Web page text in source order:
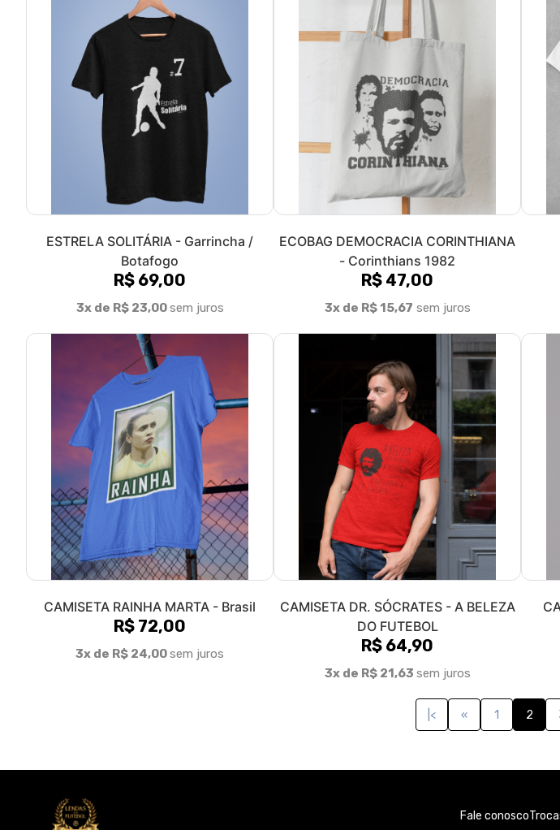
ESTRELA SOLITÁRIA - Garrincha /
Botafogo
R$ 69,00
3x de R$ 23,00sem juros
ECOBAG DEMOCRACIA CORINTHIANA
- Corinthians 1982
R$ 47,00
3x de R$ 15,67 sem juros
CAMISETA RAINHA MARTA - Brasil
R$ 72,00
3x de R$ 24,00sem juros
CAMISETA DR. SÓCRATES - A BELEZA
DO FUTEBOL
R$ 64,90
3x de R$ 21,63 sem juros
|< « 1 2
Fale conosco